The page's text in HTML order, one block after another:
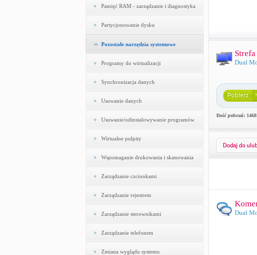
Pamięć RAM - zarządzanie i diagnostyka
Partycjonowanie dysku
Pozostałe narzędzia systemowe
Programy do wirtualizacji
Synchronizacja danych
Usuwanie danych
Usuwanie/odinstalowywanie programów
Wirtualne pulpity
Wspomaganie drukowania i skanowania
Zarządzanie czcionkami
Zarządzanie rejestrem
Zarządzanie sterownikami
Zarządzanie telefonem
Zmiana wyglądu systemu
Dual
Ilość pobrań: 1468
Dual